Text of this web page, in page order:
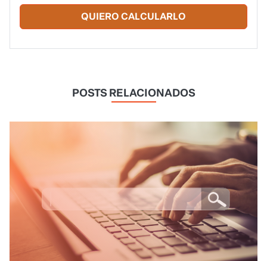
QUIERO CALCULARLO
POSTS RELACIONADOS